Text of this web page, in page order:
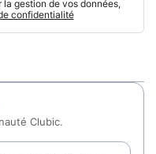
gestion de vos données,
confidentialité
Clubic.